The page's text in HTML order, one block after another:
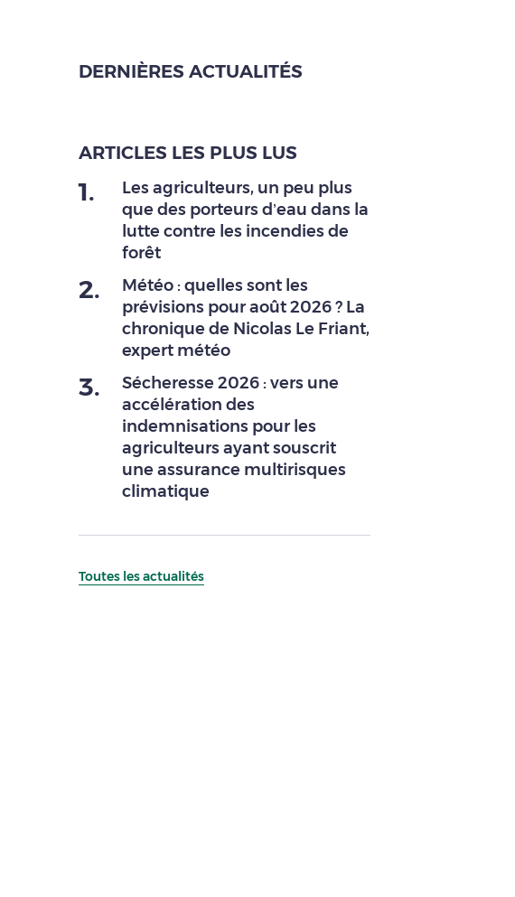
DERNIÈRES ACTUALITÉS
ARTICLES LES PLUS LUS
1.
Les agriculteurs, un peu plus
que des porteurs d’eau dans la
lutte contre les incendies de
forêt
2.
Météo : quelles sont les
prévisions pour août 2026 ? La
chronique de Nicolas Le Friant,
expert météo
3.
Sécheresse 2026 : vers une
accélération des
indemnisations pour les
agriculteurs ayant souscrit
une assurance multirisques
climatique
Toutes les actualités